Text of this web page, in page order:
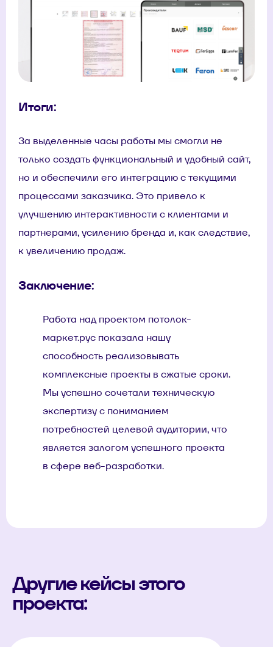
Итоги:
За выделенные часы работы мы смогли не
только создать функциональный и удобный сайт,
но и обеспечили его интеграцию с текущими
процессами заказчика. Это привело к
улучшению интерактивности с клиентами и
партнерами, усилению бренда и, как следствие,
к увеличению продаж.
Заключение:
Работа над проектом потолок-
маркет.рус показала нашу
способность реализовывать
комплексные проекты в сжатые сроки.
Мы успешно сочетали техническую
экспертизу с пониманием
потребностей целевой аудитории, что
является залогом успешного проекта
в сфере веб-разработки.
Другие кейсы этого
проекта: